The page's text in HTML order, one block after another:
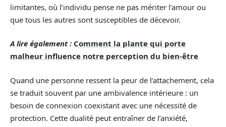
limitantes, où l’individu pense ne pas mériter l’amour ou
que tous les autres sont susceptibles de décevoir.
A lire également : Comment la plante qui porte
malheur influence notre perception du bien-être
Quand une personne ressent la peur de l’attachement, cela
se traduit souvent par une ambivalence intérieure : un
besoin de connexion coexistant avec une nécessité de
protection. Cette dualité peut entraîner de l’anxiété,